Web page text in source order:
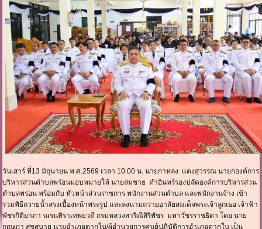
วันเสาร์ ที่13 มิถุนายน พ.ศ.2569 เวลา 10.00 น. นายกาหลง แดงสุวรรณ นายกองค์การ
บริหารส่วนตำบลพร่อนมอบหมายให้ นายสมชาย ดำอินทร์รองปลัดองค์การบริหารส่วน
ตำบลพร่อน พร้อมกับ หัวหน้าส่วนราชการ พนักงานส่วนตำบล และพนักงานจ้าง เข้า
ร่วมพิธีถวายน้ำสรงเบื้องหน้าพระรูป และลงนามถวายอาลัยสมเด็จพระเจ้าลูกเธอ เจ้าฟ้า
พัชรกิติยาภา นเรนทิราเทพยวดี กรมหลวงสาริณีสิริพัชร มหาวัชรราชธิดา โดย นาย
กฤษฎา สุขสบาย นายอำเภอตากใบ/ผู้อำนวยการศูนย์ปฏิบัติการอำเภอตากใบ เป็น